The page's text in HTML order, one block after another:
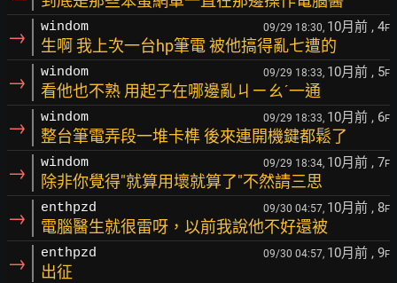
→ windom 09/29 18:30, 10月前 , 4F
生啊 我上次一台hp筆電 被他搞得亂七遭的
→ windom 09/29 18:33, 10月前 , 5F
看他也不熟 用起子在哪邊亂ㄐㄧㄠˊ一通
→ windom 09/29 18:33, 10月前 , 6F
整台筆電弄段一堆卡榫 後來連開機鍵都鬆了
→ windom 09/29 18:34, 10月前 , 7F
除非你覺得"就算用壞就算了"不然請三思
→ enthpzd 09/30 04:57, 10月前 , 8F
電腦醫生就很雷呀，以前我說他不好還被
→ enthpzd 09/30 04:57, 10月前 , 9F
出征